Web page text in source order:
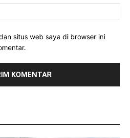
situs web saya di browser ini